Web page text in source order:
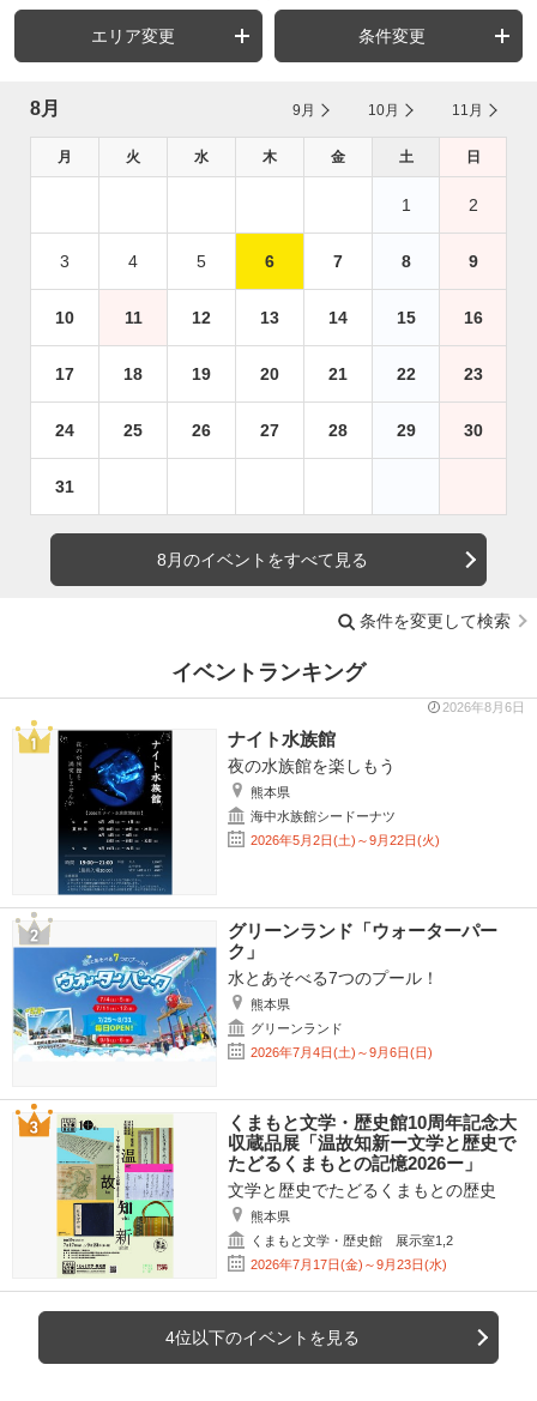
エリア変更 条件変更
8月 9月 10月 11月
月 火 水 木 金 土 日
1 2
3 4 5 6 7 8 9
10 11 12 13 14 15 16
17 18 19 20 21 22 23
24 25 26 27 28 29 30
31
8月のイベントをすべて見る
条件を変更して検索
イベントランキング
2026年8月6日
ナイト水族館
夜の水族館を楽しもう
熊本県
海中水族館シードーナツ
2026年5月2日(土)～9月22日(火)
グリーンランド「ウォーターパー
ク」
水とあそべる7つのプール！
熊本県
グリーンランド
2026年7月4日(土)～9月6日(日)
くまもと文学・歴史館10周年記念大
収蔵品展「温故知新ー文学と歴史で
たどるくまもとの記憶2026ー」
文学と歴史でたどるくまもとの歴史
熊本県
くまもと文学・歴史館 展示室1,2
2026年7月17日(金)～9月23日(水)
4位以下のイベントを見る